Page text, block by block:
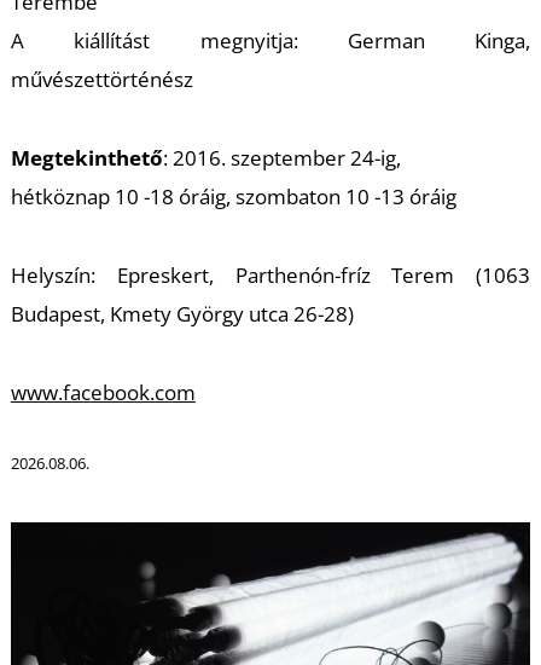
A kiállítást megnyitja: German Kinga,
művészettörténész
Megtekinthető: 2016. szeptember 24-ig,
hétköznap 10 -18 óráig, szombaton 10 -13 óráig
Helyszín: Epreskert, Parthenón-fríz Terem (1063
Budapest, Kmety György utca 26-28)
www.facebook.com
2026.08.06.